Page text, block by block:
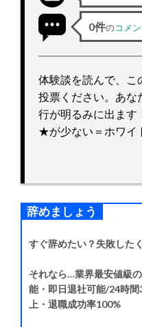
0件のコメン
体験談を読んで、こ
投票ください。あな
行が明るみに出ま
★が少ない＝ホワイ
辞めましょう
すぐ辞めたい？失敗した
それなら…業界最安値級
能・即日退社可能/24時
上・退職成功率100%